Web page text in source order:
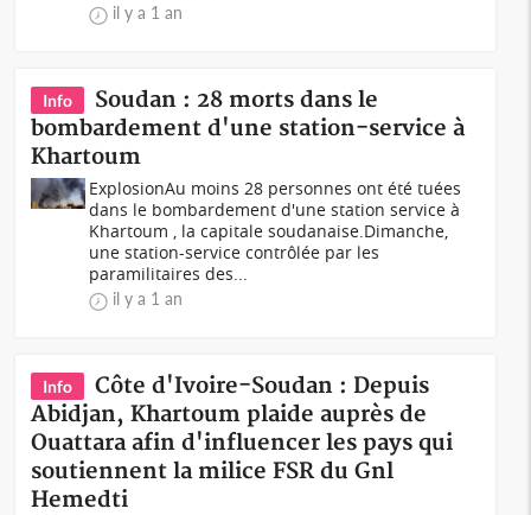
il y a 1 an
Info
Soudan : 28 morts dans le
bombardement d'une station-service à
Khartoum
ExplosionAu moins 28 personnes ont été tuées
dans le bombardement d'une station service à
Khartoum , la capitale soudanaise.Dimanche,
une station-service contrôlée par les
paramilitaires des...
il y a 1 an
Info
Côte d'Ivoire-Soudan : Depuis
Abidjan, Khartoum plaide auprès de
Ouattara afin d'influencer les pays qui
soutiennent la milice FSR du Gnl
Hemedti